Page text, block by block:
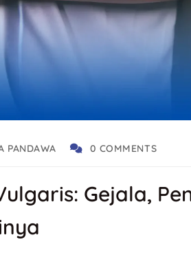
PANDAWA 0 COMMENTS
Gejala,